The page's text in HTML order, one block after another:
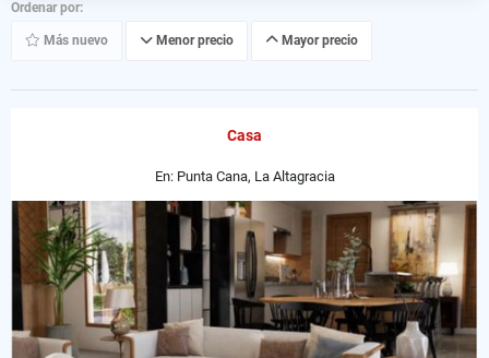
Ordenar por:
Más nuevo Menor precio Mayor precio
Casa
En: Punta Cana, La Altagracia